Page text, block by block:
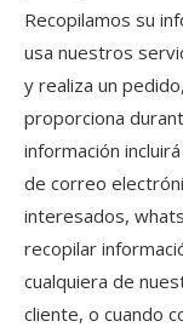
Recopilamos su
usa nuestros
y realiza un
proporciona
información
de correo
interesados,
recopilar
cualquiera de
cliente, o cuando